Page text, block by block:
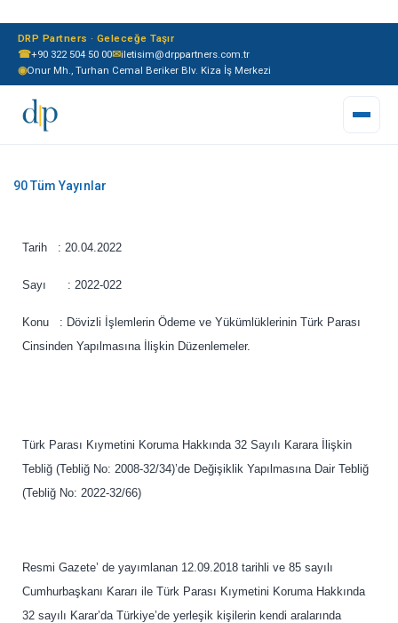
☎+90 322 504 50 00✉iletisim@drppartners.com.tr
◉Onur Mh., Turhan Cemal Beriker Blv. Kiza İş Merkezi
DRP Partners · Geleceğe Taşır
Tarih : 20.04.2022
Sayı : 2022-022
Konu : Dövizli İşlemlerin Ödeme ve Yükümlüklerinin Türk Parası
Cinsinden Yapılmasına İlişkin Düzenlemeler.
Türk Parası Kıymetini Koruma Hakkında 32 Sayılı Karara İlişkin
Tebliğ (Tebliğ No: 2008-32/34)’de Değişiklik Yapılmasına Dair Tebliğ
(Tebliğ No: 2022-32/66)
Resmi Gazete’ de yayımlanan 12.09.2018 tarihli ve 85 sayılı
Cumhurbaşkanı Kararı ile Türk Parası Kıymetini Koruma Hakkında
32 sayılı Karar’da Türkiye’de yerleşik kişilerin kendi aralarında